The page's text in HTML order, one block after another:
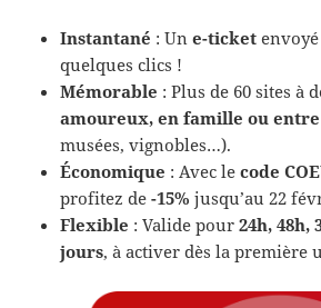
Instantané : Une-ticket
quelques clics !
Mémorable : Plus de 60 sites à
amoureux, en famille ou
musées, vignobles…).
Économique : Avec lecode
profitez de-15% jusqu’au 22
Flexible : Valide pour24h, 48h,
jours, à activer dès la première